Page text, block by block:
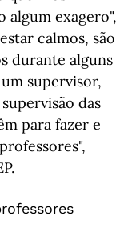
algum exagero",
calmos, são
durante alguns
supervisor,
das
para fazer e